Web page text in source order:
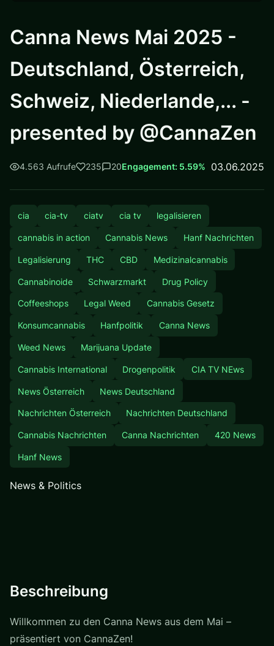
Canna News Mai 2025 -
Deutschland, Österreich,
Schweiz, Niederlande,... -
presented by @CannaZen
4.563 Aufrufe 235 20Engagement: 5.59% 03.06.2025
cia cia-tv ciatv cia tv legalisieren
cannabis in action Cannabis News Hanf Nachrichten
Legalisierung THC CBD Medizinalcannabis
Cannabinoide Schwarzmarkt Drug Policy
Coffeeshops Legal Weed Cannabis Gesetz
Konsumcannabis Hanfpolitik Canna News
Weed News Marijuana Update
Cannabis International Drogenpolitik CIA TV NEws
News Österreich News Deutschland
Nachrichten Österreich Nachrichten Deutschland
Cannabis Nachrichten Canna Nachrichten 420 News
Hanf News
News & Politics
Beschreibung
Willkommen zu den Canna News aus dem Mai –
präsentiert von CannaZen!